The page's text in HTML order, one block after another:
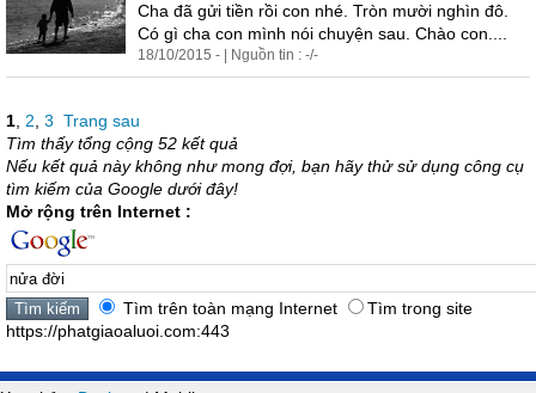
Cha đã gửi tiền rồi con nhé. Tròn mười nghìn đô.
Có gì cha con mình nói chuyện sau. Chào con....
18/10/2015 - | Nguồn tin : -/-
1 2 3 Trang sau
Tìm thấy tổng cộng 52 kết quả
Nếu kết quả này không như mong đợi, bạn hãy thử sử dụng công cụ
tìm kiếm của Google dưới đây!
Mở rộng trên Internet :
Tìm trên toàn mạng Internet
Tìm trong site
https://phatgiaoaluoi.com:443